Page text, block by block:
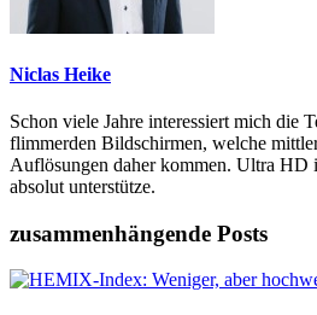
Niclas Heike
Schon viele Jahre interessiert mich die
flimmerden Bildschirmen, welche
Auflösungen daher kommen. Ultra HD
absolut unterstütze.
zusammenhängende Posts